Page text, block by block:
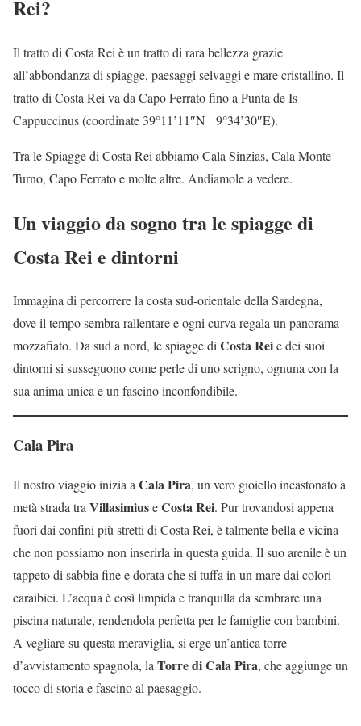
Rei?
Il tratto di Costa Rei è un tratto di rara bellezza grazie
all’abbondanza di spiagge, paesaggi selvaggi e mare cristallino. Il
tratto di Costa Rei va da Capo Ferrato fino a Punta de Is
Cappuccinus (coordinate 39°11’11″N 9°34’30″E).
Tra le Spiagge di Costa Rei abbiamo Cala Sinzias, Cala Monte
Turno, Capo Ferrato e molte altre. Andiamole a vedere.
Un viaggio da sogno tra le spiagge di
Costa Rei e dintorni
Immagina di percorrere la costa sud-orientale della Sardegna,
dove il tempo sembra rallentare e ogni curva regala un panorama
mozzafiato. Da sud a nord, le spiagge diCosta Reie dei suoi
dintorni si susseguono come perle di uno scrigno, ognuna con la
sua anima unica e un fascino inconfondibile.
Cala Pira
Il nostro viaggio inizia a Cala Pira, un vero gioiello incastonato a
metà strada tra VillasimiuseCosta Rei. Pur trovandosi appena
fuori dai confini più stretti di Costa Rei, è talmente bella e vicina
che non possiamo non inserirla in questa guida. Il suo arenile è un
tappeto di sabbia fine e dorata che si tuffa in un mare dai colori
caraibici. L’acqua è così limpida e tranquilla da sembrare una
piscina naturale, rendendola perfetta per le famiglie con bambini.
A vegliare su questa meraviglia, si erge un’antica torre
d’avvistamento spagnola, la Torre di Cala Pira, che aggiunge un
tocco di storia e fascino al paesaggio.